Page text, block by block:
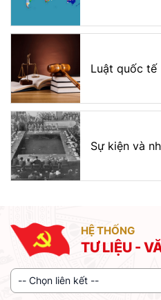
Luật quốc tế
Sự kiện và
HỆ THỐNG
TƯ LIỆU -
-- Chọn liên kết --